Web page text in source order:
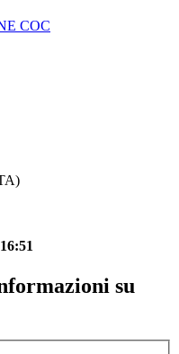
COC
su